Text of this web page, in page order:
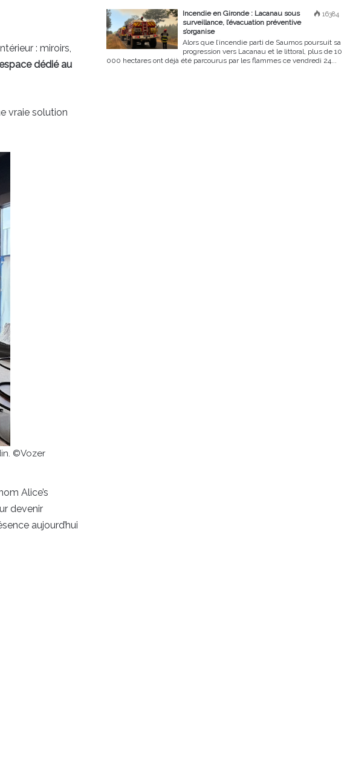
: miroirs,
dédié au
vraie solution
©Vozer
Alice’s
devenir
aujourd’hui
16384
Incendie en Gironde : Lacanau sous
surveillance, l’évacuation préventive
s’organise
Alors que l’incendie parti de Saumos poursuit sa
progression vers Lacanau et le littoral, plus de 10
000 hectares ont déjà été parcourus par les flammes ce vendredi 24...